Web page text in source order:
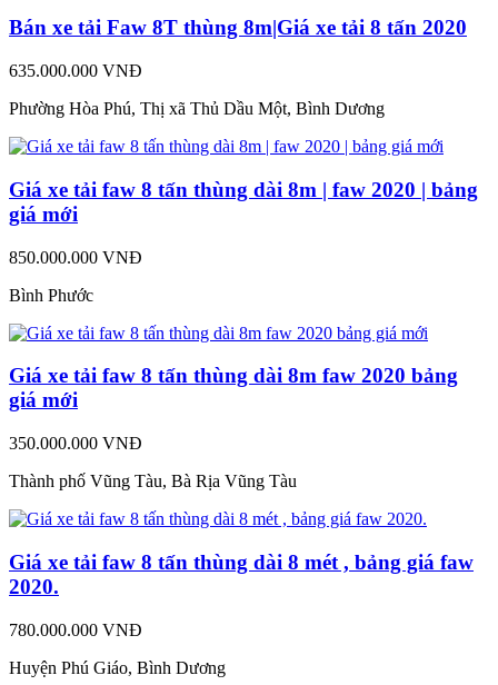
Bán xe tải Faw 8T thùng 8m|Giá xe tải 8 tấn 2020
635.000.000 VNĐ
Phường Hòa Phú, Thị xã Thủ Dầu Một, Bình Dương
Giá xe tải faw 8 tấn thùng dài 8m | faw 2020 | bảng
giá mới
850.000.000 VNĐ
Bình Phước
Giá xe tải faw 8 tấn thùng dài 8m faw 2020 bảng
giá mới
350.000.000 VNĐ
Thành phố Vũng Tàu, Bà Rịa Vũng Tàu
Giá xe tải faw 8 tấn thùng dài 8 mét , bảng giá faw
2020.
780.000.000 VNĐ
Huyện Phú Giáo, Bình Dương